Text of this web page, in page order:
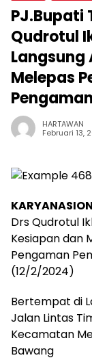
PJ.Bupati
Qudrotul
Langsung
Melepas
HARTAWAN
Februari 13,
Drs Qudrotul
Kesiapan dan
Pengaman
(12/2/2024)
Bertempat di
Jalan Lintas
Kecamatan
Bawang